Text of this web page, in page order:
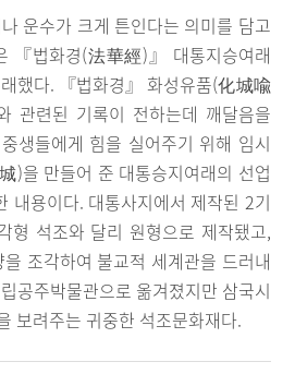
운수가 크게 튼인다는 의미를 담고
『법화경(法華經)』 대통지승여래
했다. 『법화경』 화성유품(化城喩
관련된 기록이 전하는데 깨달음을
생들에게 힘을 실어주기 위해 임시
)을 만들어 준 대통승지여래의 선업
내용이다. 대통사지에서 제작된 2기
형 석조와 달리 원형으로 제작됐고,
조각하여 불교적 세계관을 드러내
공주박물관으로 옮겨졌지만 삼국시
보려주는 귀중한 석조문화재다.